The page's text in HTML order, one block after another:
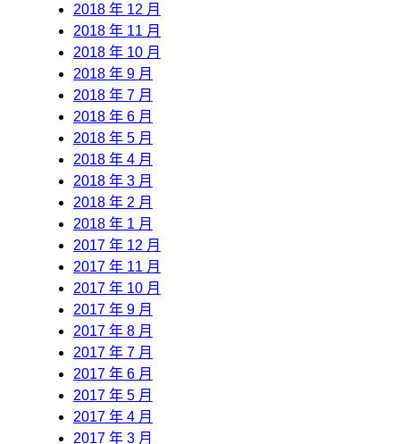
2018 年 12 月
2018 年 11 月
2018 年 10 月
2018 年 9 月
2018 年 7 月
2018 年 6 月
2018 年 5 月
2018 年 4 月
2018 年 3 月
2018 年 2 月
2018 年 1 月
2017 年 12 月
2017 年 11 月
2017 年 10 月
2017 年 9 月
2017 年 8 月
2017 年 7 月
2017 年 6 月
2017 年 5 月
2017 年 4 月
2017 年 3 月